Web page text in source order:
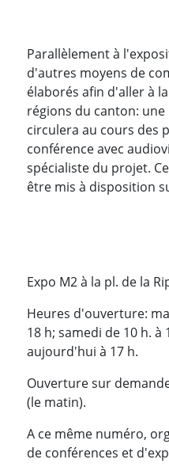
Parallèlement à
d'autres moyens de
élaborés afin d'aller à
régions du canton:
circulera au cours des
conférence avec
spécialiste du projet.
être mis à disposition
Expo M2 à la pl. de la
Heures d'ouverture:
18 h; samedi de 10 h.
aujourd'hui à 17 h.
Ouverture sur
(le matin).
A ce même numéro,
de conférences et